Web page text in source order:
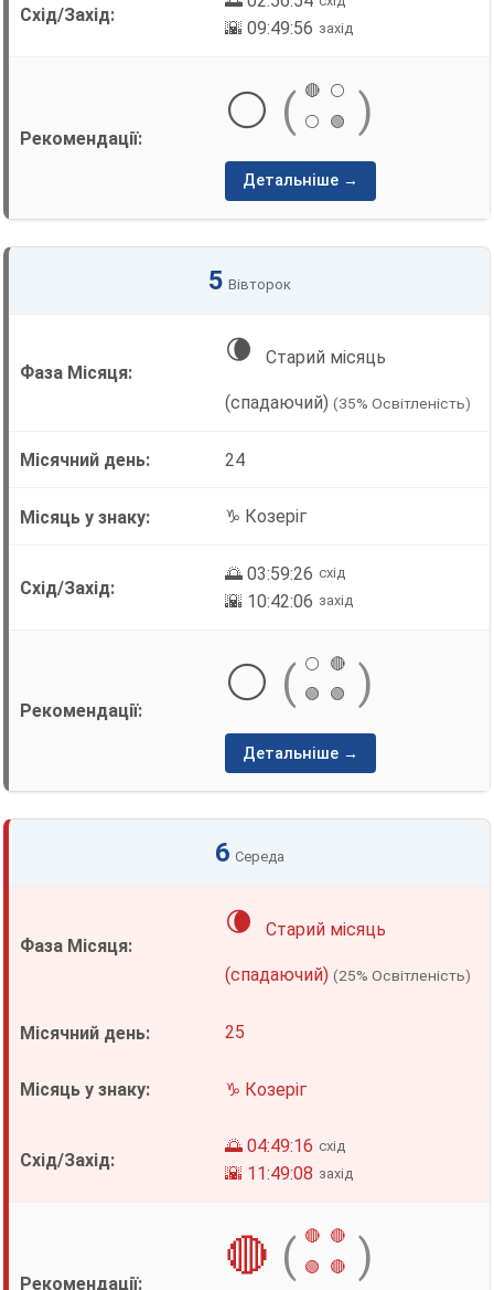
🌇 09:49:56 захід
⚪ ( 🔴
⚪
⚪
🟢 )
Детальніше →
5 Вівторок
🌘 Старий місяць
(спадаючий)(35% Освітленість)
24
♑ Козеріг
🌅 03:59:26 схід
🌇 10:42:06 захід
⚪ ( ⚪
🔴
🟢
🟢 )
Детальніше →
6 Середа
🌘 Старий місяць
(спадаючий)(25% Освітленість)
25
♑ Козеріг
🌅 04:49:16 схід
🌇 11:49:08 захід
🔴 ( 🔴
🔴
🟢
🔴 )